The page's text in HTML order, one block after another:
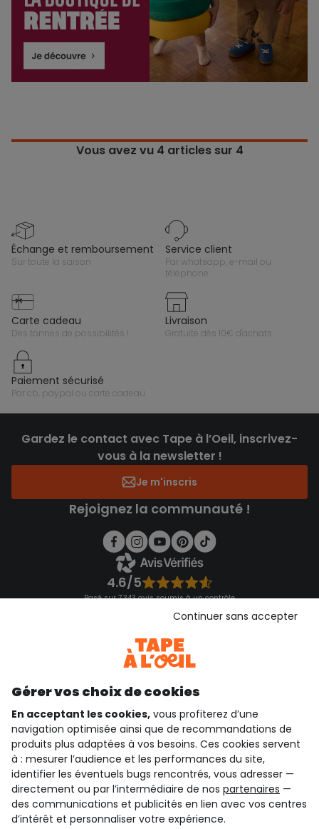
Vous avez vu 4 articles sur 4
échange et remboursement
sur toute la saison
service client
par whatsapp, e-mail ou
téléphone
carte cadeau
des tonnes de possibilités !
livraison
gratuite dès 10€ d'achats
paiement sécurisé
par cb, paypal ou carte cadeau
Gardez le contact avec Tape à l’Oeil, inscrivez-
vous à la newsletter !
Je m'inscris
Rejoignez la communauté !
4.6/5
Basé sur 7 343 avis soumis à un contrôle
Consulter les CGU
Téléchargez notre application
qui sommes-nous ?
besoin d'aide ?
le club fidélité
Gérer vos choix de cookies
En acceptant les cookies, vous profiterez d’une
navigation optimisée ainsi que de recommandations de
produits plus adaptées à vos besoins. Ces cookies servent
à : mesurer l’audience et les performances du site,
identifier les éventuels bugs rencontrés, vous adresser —
directement ou par l’intermédiaire de nos partenaires —
des communications et publicités en lien avec vos centres
d’intérêt et personnaliser votre expérience.
Continuer sans accepter